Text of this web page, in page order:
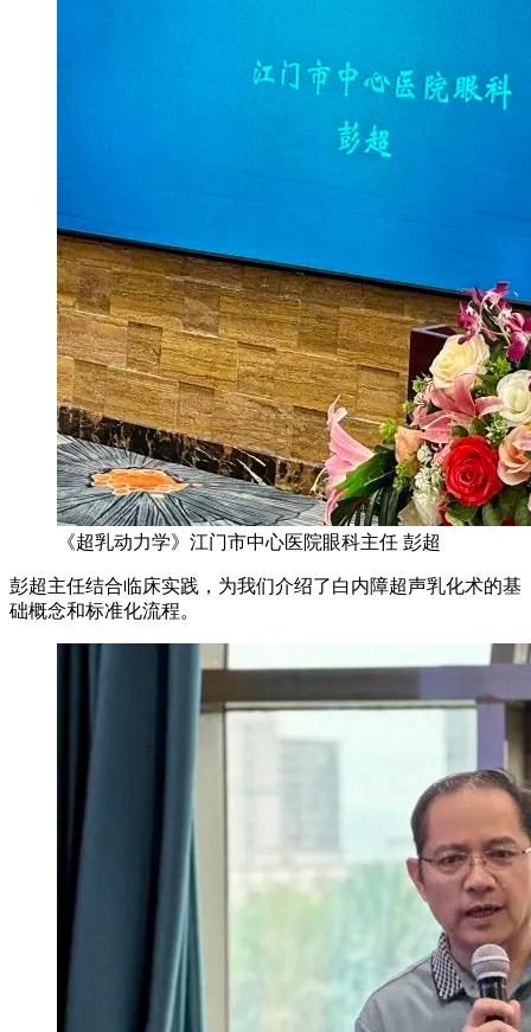
《超乳动力学》江门市中心医院眼科主任 彭超
彭超主任结合临床实践，为我们介绍了白内障超声乳化术的基
础概念和标准化流程。